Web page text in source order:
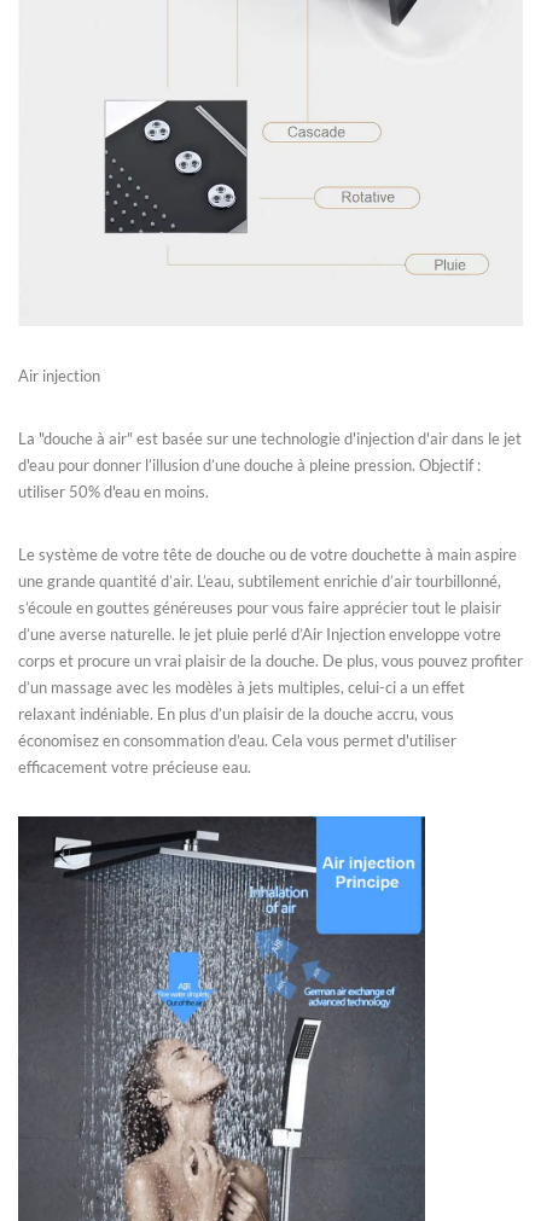
Air injection
La "douche à air" est basée sur une technologie d'injection d'air dans le jet
d'eau pour donner l’illusion d’une douche à pleine pression. Objectif :
utiliser 50% d'eau en moins.
Le système de votre tête de douche ou de votre douchette à main aspire
une grande quantité d’air. L’eau, subtilement enrichie d’air tourbillonné,
s’écoule en gouttes généreuses pour vous faire apprécier tout le plaisir
d’une averse naturelle. le jet pluie perlé d’Air Injection enveloppe votre
corps et procure un vrai plaisir de la douche. De plus, vous pouvez profiter
d’un massage avec les modèles à jets multiples, celui-ci a un effet
relaxant indéniable. En plus d’un plaisir de la douche accru, vous
économisez en consommation d’eau. Cela vous permet d'utiliser
efficacement votre précieuse eau.